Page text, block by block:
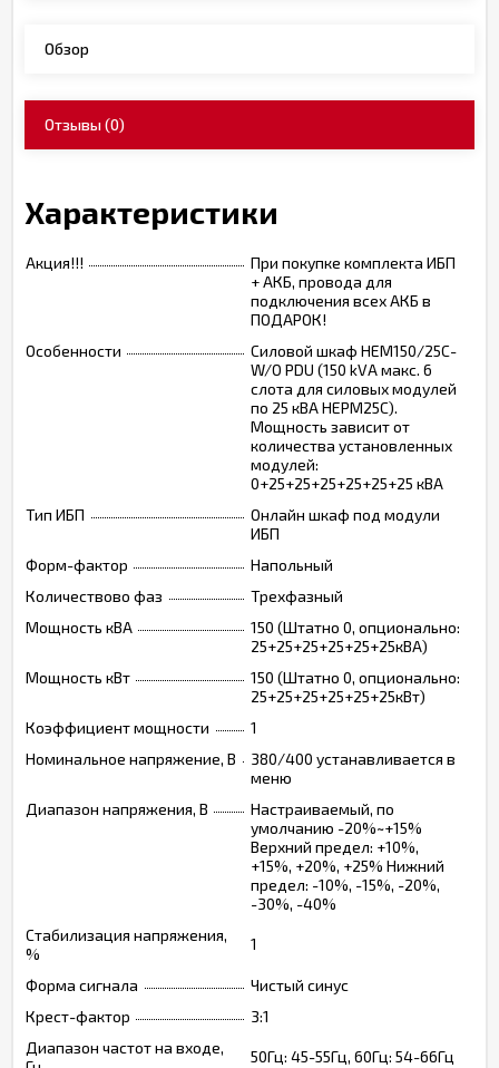
Обзор
Отзывы(0)
Характеристики
Акция!!!
При покупке комплекта ИБП
+ АКБ, провода для
подключения всех АКБ в
ПОДАРОК!
Особенности
Силовой шкаф HEM150/25C-
W/O PDU (150 kVA макс. 6
слота для силовых модулей
по 25 кВА HEPM25С).
Мощность зависит от
количества установленных
модулей:
0+25+25+25+25+25+25 кВА
Тип ИБП
Онлайн шкаф под модули
ИБП
Форм-фактор
Напольный
Количествово фаз
Трехфазный
Мощность кВА
150 (Штатно 0, опционально:
25+25+25+25+25+25кВА)
Мощность кВт
150 (Штатно 0, опционально:
25+25+25+25+25+25кВт)
Коэффициент мощности
1
Номинальное напряжение, В
380/400 устанавливается в
меню
Диапазон напряжения, В
Настраиваемый, по
умолчанию -20%~+15%
Верхний предел: +10%,
+15%, +20%, +25% Нижний
предел: -10%, -15%, -20%,
-30%, -40%
Стабилизация напряжения,
%
1
Форма сигнала
Чистый синус
Крест-фактор
3:1
Диапазон частот на входе,
50Гц: 45-55Гц, 60Гц: 54-66Гц